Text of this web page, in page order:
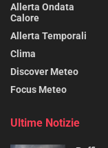
Allerta Ondata
Calore
Allerta Temporali
Clima
Discover Meteo
Focus Meteo
Ultime Notizie